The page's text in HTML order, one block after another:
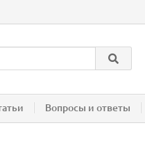
Вопросы и ответы